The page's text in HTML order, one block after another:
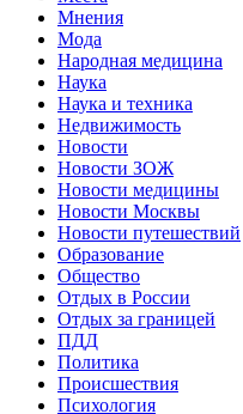
Мнения
Мода
Народная медицина
Наука
Наука и техника
Недвижимость
Новости
Новости ЗОЖ
Новости медицины
Новости Москвы
Новости путешествий
Образование
Общество
Отдых в России
Отдых за границей
ПДД
Политика
Происшествия
Психология